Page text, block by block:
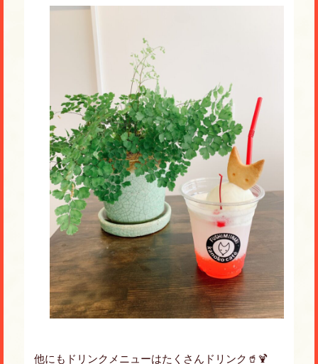
他にもドリンクメニューはたくさんドリンク🥤🍹